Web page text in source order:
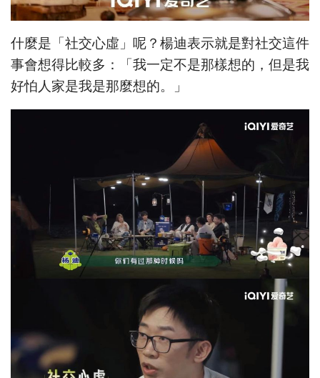
什麼是「社交心虛」呢？楊迪表示就是對社交這件
事會想得比較多：「我一定不是那樣想的，但是我
好怕人家是我是那麼想的。」